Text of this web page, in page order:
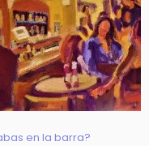
en la barra?